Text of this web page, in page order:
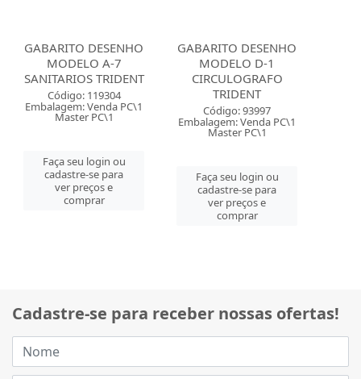
GABARITO DESENHO
MODELO A-7
SANITARIOS TRIDENT
Código: 119304
Embalagem: Venda PC\1
Master PC\1
Faça seu login ou
cadastre-se para
ver preços e
comprar
GABARITO DESENHO
MODELO D-1
CIRCULOGRAFO
TRIDENT
Código: 93997
Embalagem: Venda PC\1
Master PC\1
Faça seu login ou
cadastre-se para
ver preços e
comprar
Cadastre-se para receber nossas ofertas!